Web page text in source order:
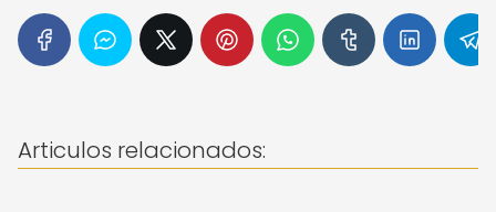
Articulos relacionados: